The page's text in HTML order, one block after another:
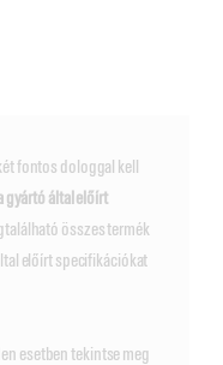
fontos dologgal kell
gyártó által előírt
összes termék
előírt specifikációkat
esetben tekintse meg